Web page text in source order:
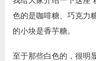
色的是咖啡糖、巧克力
的小块是香芋糖。
至于那些白色的，很明